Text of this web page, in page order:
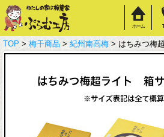
ホーム
TOP > 梅干商品 > 紀州南高梅 > はちみつ梅